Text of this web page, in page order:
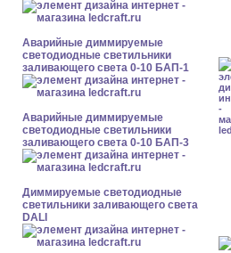
Аварийные диммируемые
светодиодные светильники
заливающего света 0-10 БАП-1
Аварийные диммируемые
светодиодные светильники
заливающего света 0-10 БАП-3
Диммируемые светодиодные
светильники заливающего света
DALI